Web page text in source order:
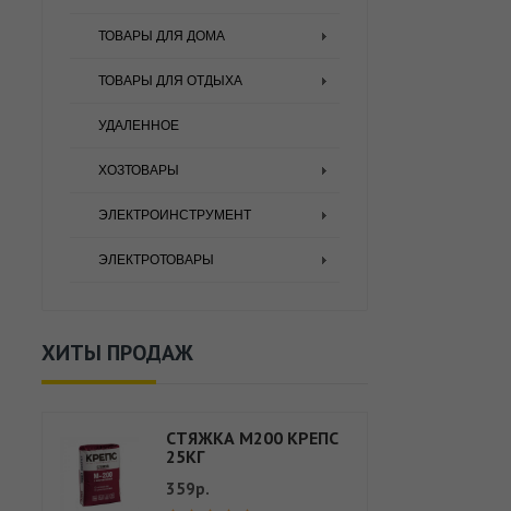
ТОВАРЫ ДЛЯ ДОМА
ТОВАРЫ ДЛЯ ОТДЫХА
УДАЛЕННОЕ
ХОЗТОВАРЫ
ЭЛЕКТРОИНСТРУМЕНТ
ЭЛЕКТРОТОВАРЫ
ХИТЫ ПРОДАЖ
СТЯЖКА М200 КРЕПС
25КГ
359р.